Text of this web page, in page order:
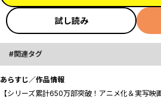
試し読み
関連タグ
あらすじ／作品情報
【シリーズ累計650万部突破！アニメ化＆実写